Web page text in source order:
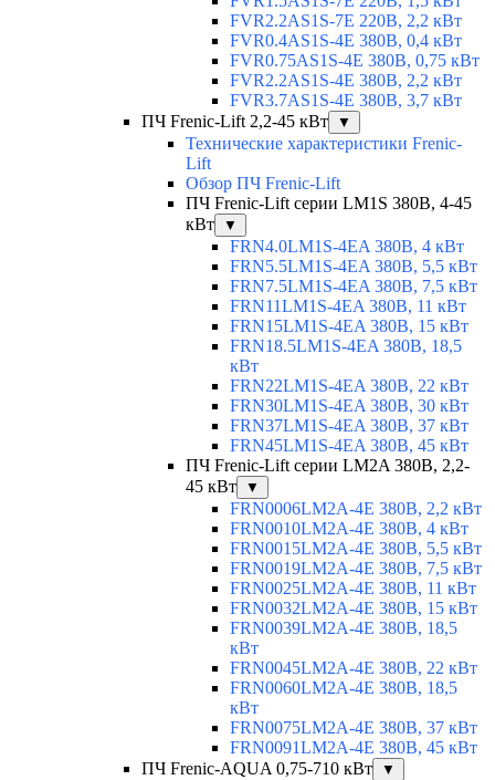
FVR2.2AS1S-7E 220В, 2,2 кВт
FVR0.4AS1S-4E 380В, 0,4 кВт
FVR0.75AS1S-4E 380В, 0,75 кВт
FVR2.2AS1S-4E 380В, 2,2 кВт
FVR3.7AS1S-4E 380В, 3,7 кВт
ПЧ Frenic-Lift 2,2-45 кВт
▼
Технические характеристики Frenic-
Lift
Обзор ПЧ Frenic-Lift
ПЧ Frenic-Lift серии LM1S 380В, 4-45
кВт
▼
FRN4.0LM1S-4EA 380В, 4 кВт
FRN5.5LM1S-4EA 380В, 5,5 кВт
FRN7.5LM1S-4EA 380В, 7,5 кВт
FRN11LM1S-4EA 380В, 11 кВт
FRN15LM1S-4EA 380В, 15 кВт
FRN18.5LM1S-4EA 380В, 18,5
кВт
FRN22LM1S-4EA 380В, 22 кВт
FRN30LM1S-4EA 380В, 30 кВт
FRN37LM1S-4EA 380В, 37 кВт
FRN45LM1S-4EA 380В, 45 кВт
ПЧ Frenic-Lift серии LM2A 380В, 2,2-
45 кВт
▼
FRN0006LM2A-4E 380В, 2,2 кВт
FRN0010LM2A-4E 380В, 4 кВт
FRN0015LM2A-4E 380В, 5,5 кВт
FRN0019LM2A-4E 380В, 7,5 кВт
FRN0025LM2A-4E 380В, 11 кВт
FRN0032LM2A-4E 380В, 15 кВт
FRN0039LM2A-4E 380В, 18,5
кВт
FRN0045LM2A-4E 380В, 22 кВт
FRN0060LM2A-4E 380В, 18,5
кВт
FRN0075LM2A-4E 380В, 37 кВт
FRN0091LM2A-4E 380В, 45 кВт
ПЧ Frenic-AQUA 0,75-710 кВт
▼